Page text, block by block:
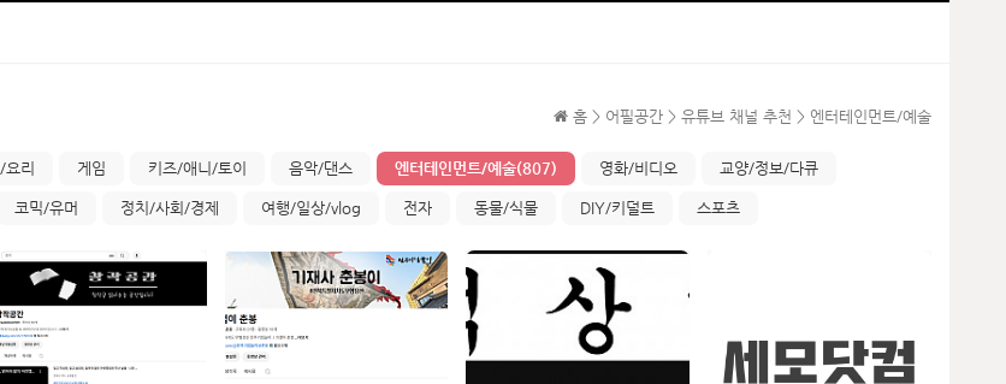
홈 > 어필공간 > 유튜브 채널 추천 > 엔터테인먼트/예술
리 게임 키즈/애니/토이 음악/댄스 엔터테인먼트/예술(807) 영화/비디오 교양/정보/다큐
코믹/유머 정치/사회/경제 여행/일상/vlog 전자 동물/식물 DIY/키덜트 스포츠